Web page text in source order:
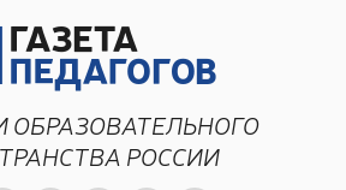
ОБРАЗОВАТЕЛЬНОГО
РОССИИ